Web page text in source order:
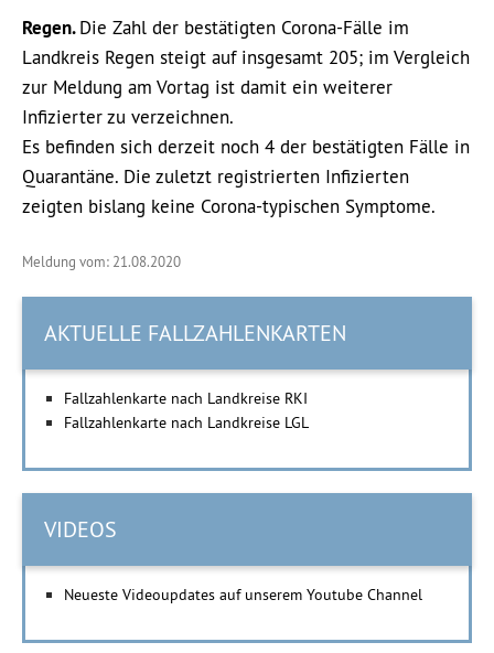
Regen.Die Zahl der bestätigten Corona-Fälle im
Landkreis Regen steigt auf insgesamt 205; im Vergleich
zur Meldung am Vortag ist damit ein weiterer
Infizierter zu verzeichnen.
Es befinden sich derzeit noch 4 der bestätigten Fälle in
Quarantäne. Die zuletzt registrierten Infizierten
zeigten bislang keine Corona-typischen Symptome.
Meldung vom: 21.08.2020
AKTUELLE FALLZAHLENKARTEN
Fallzahlenkarte nach Landkreise RKI
Fallzahlenkarte nach Landkreise LGL
VIDEOS
Neueste Videoupdates auf unserem Youtube Channel